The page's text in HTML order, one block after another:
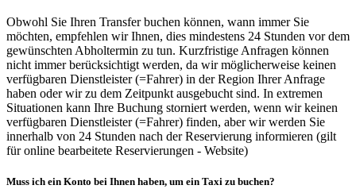
Obwohl Sie Ihren Transfer buchen können, wann immer Sie
möchten, empfehlen wir Ihnen, dies mindestens 24 Stunden vor dem
gewünschten Abholtermin zu tun. Kurzfristige Anfragen können
nicht immer berücksichtigt werden, da wir möglicherweise keinen
verfügbaren Dienstleister (=Fahrer) in der Region Ihrer Anfrage
haben oder wir zu dem Zeitpunkt ausgebucht sind. In extremen
Situationen kann Ihre Buchung storniert werden, wenn wir keinen
verfügbaren Dienstleister (=Fahrer) finden, aber wir werden Sie
innerhalb von 24 Stunden nach der Reservierung informieren (gilt
für online bearbeitete Reservierungen - Website)
Muss ich ein Konto bei Ihnen haben, um ein Taxi zu buchen?